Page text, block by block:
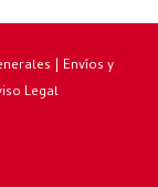
| Envíos y
Legal